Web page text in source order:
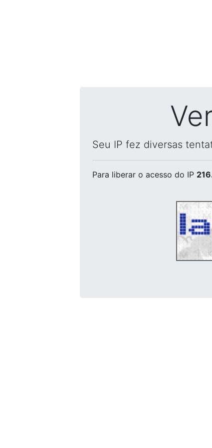
Seu IP fez diversas
Para liberar o acesso do IP